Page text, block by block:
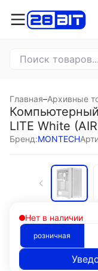
Главная–Архивные
LITE White
Бренд:MONTECH
Нет в наличии
розничная